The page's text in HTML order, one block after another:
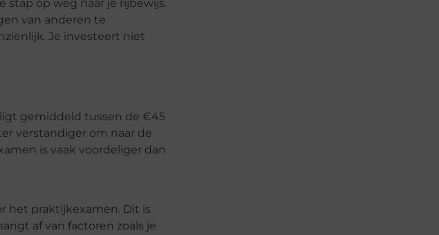
stap op weg naar je rijbewijs.
van anderen te
Je investeert niet
gemiddeld tussen de €45
verstandiger om naar de
is vaak voordeliger dan
het praktijkexamen. Dit is
af van factoren zoals je